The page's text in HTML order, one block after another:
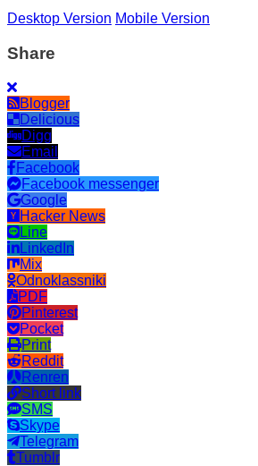
Desktop Version Mobile Version
Share
Blogger
Delicious
Digg
Email
Facebook
Facebook messenger
Google
Hacker News
Line
LinkedIn
Mix
Odnoklassniki
PDF
Pinterest
Pocket
Print
Reddit
Renren
Short link
SMS
Skype
Telegram
Tumblr